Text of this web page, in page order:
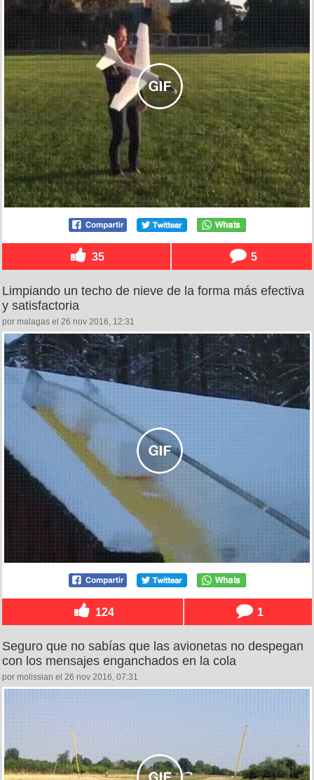
35 5
Limpiando un techo de nieve de la forma más efectiva
y satisfactoria
por malagas el 26 nov 2016, 12:31
124 1
Seguro que no sabías que las avionetas no despegan
con los mensajes enganchados en la cola
por molissian el 26 nov 2016, 07:31